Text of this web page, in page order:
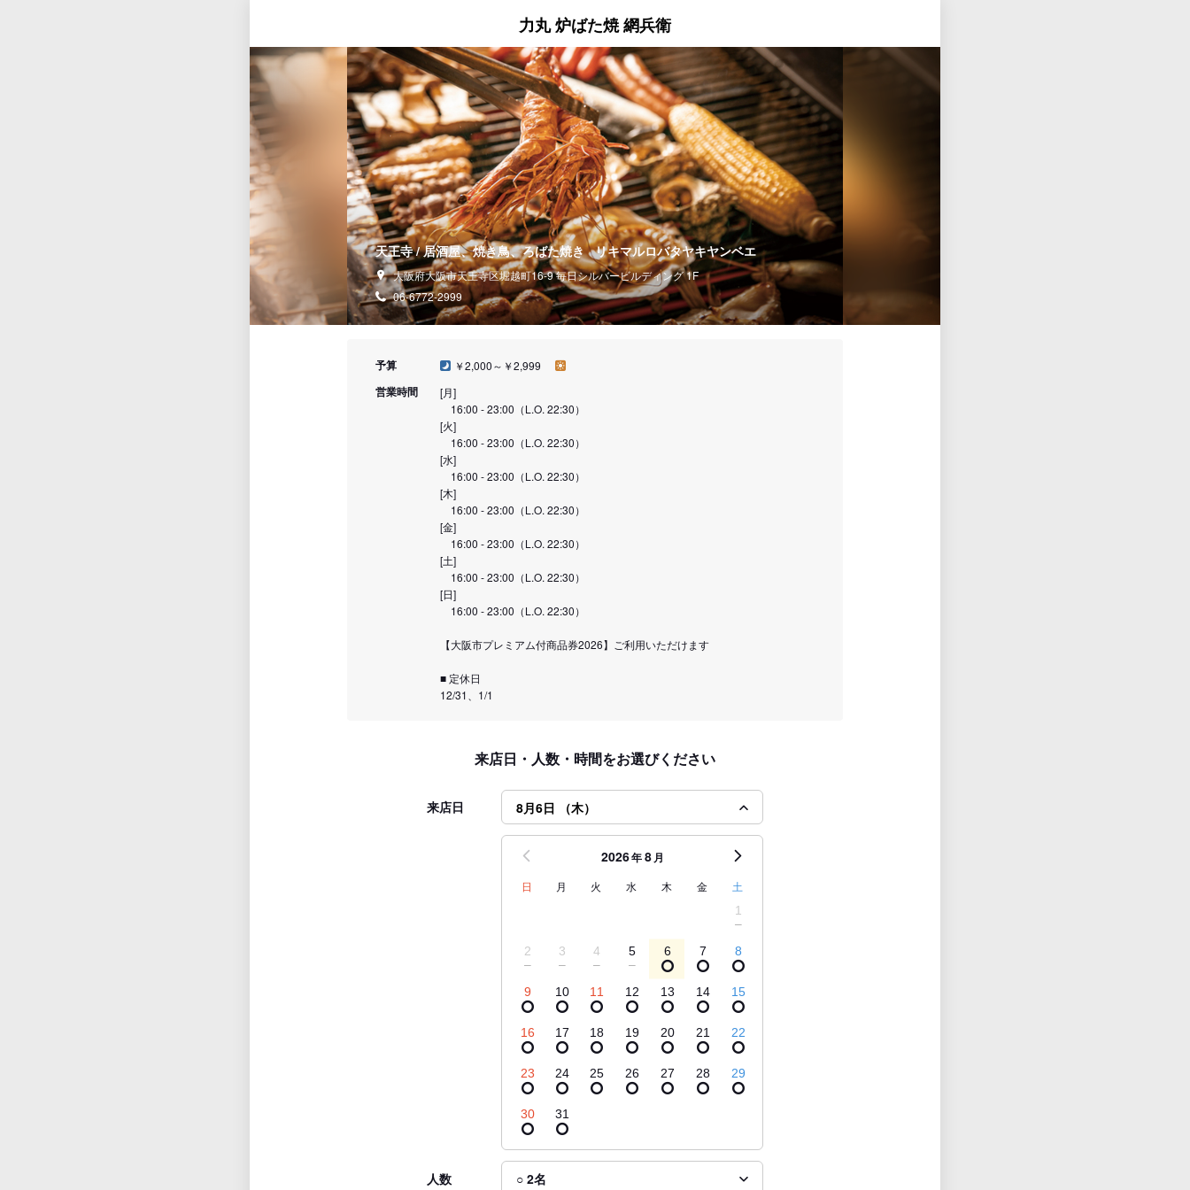
力丸 炉ばた焼 網兵衛
天王寺 / 居酒屋、焼き鳥、ろばた焼き リキマルロバタヤキヤンベエ
大阪府大阪市天王寺区堀越町16-9 毎日シルバービルディング 1F
06-6772-2999
予算 ￥2,000～￥2,999
営業時間
[月]
16:00 - 23:00（L.O. 22:30）
[火]
16:00 - 23:00（L.O. 22:30）
[水]
16:00 - 23:00（L.O. 22:30）
[木]
16:00 - 23:00（L.O. 22:30）
[金]
16:00 - 23:00（L.O. 22:30）
[土]
16:00 - 23:00（L.O. 22:30）
[日]
16:00 - 23:00（L.O. 22:30）
【大阪市プレミアム付商品券2026】ご利用いただけます
■ 定休日
12/31、1/1
来店日・人数・時間をお選びください
来店日 8月6日 （木）
2026年8月
日 月 火 水 木 金 土
1
2 3 4 5 6 7 8
9 10 11 12 13 14 15
16 17 18 19 20 21 22
23 24 25 26 27 28 29
30 31
人数